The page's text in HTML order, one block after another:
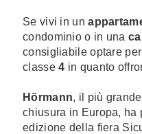
Se vivi in un
condominio o in una
consigliabile optare
classe4 in quanto
Hörmann, il più
chiusura in Europa, ha
edizione della fiera